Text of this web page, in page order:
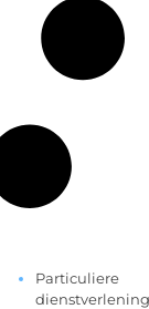
Particuliere
dienstverlening